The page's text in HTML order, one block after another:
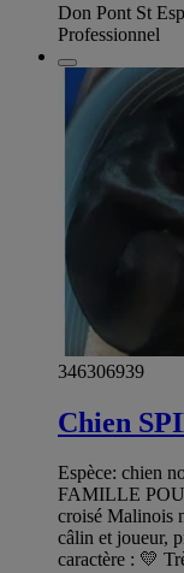
Don Pont St
Professionnel
346306939
Chien
Espèce: chien
FAMILLE
croisé Malinois
câlin et joueur,
caractère : 💛